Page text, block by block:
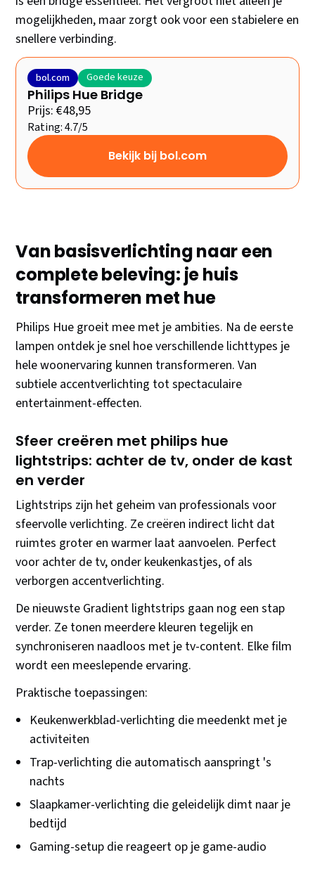
mogelijkheden, maar zorgt ook voor een stabielere en
snellere verbinding.
bol.com Goede keuze
Philips Hue Bridge
Prijs: €48,95
Rating: 4.7/5
Bekijk bij bol.com
Van basisverlichting naar een
complete beleving: je huis
transformeren met hue
Philips Hue groeit mee met je ambities. Na de eerste
lampen ontdek je snel hoe verschillende lichttypes je
hele woonervaring kunnen transformeren. Van
subtiele accentverlichting tot spectaculaire
entertainment-effecten.
Sfeer creëren met philips hue
lightstrips: achter de tv, onder de kast
en verder
Lightstrips zijn het geheim van professionals voor
sfeervolle verlichting. Ze creëren indirect licht dat
ruimtes groter en warmer laat aanvoelen. Perfect
voor achter de tv, onder keukenkastjes, of als
verborgen accentverlichting.
De nieuwste Gradient lightstrips gaan nog een stap
verder. Ze tonen meerdere kleuren tegelijk en
synchroniseren naadloos met je tv-content. Elke film
wordt een meeslepende ervaring.
Praktische toepassingen:
Keukenwerkblad-verlichting die meedenkt met je
activiteiten
Trap-verlichting die automatisch aanspringt 's
nachts
Slaapkamer-verlichting die geleidelijk dimt naar je
bedtijd
Gaming-setup die reageert op je game-audio